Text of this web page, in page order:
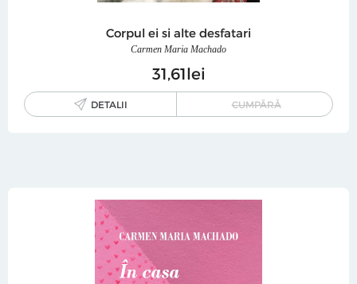
Corpul ei si alte desfatari
Carmen Maria Machado
31 61lei
DETALII CUMPĂRĂ